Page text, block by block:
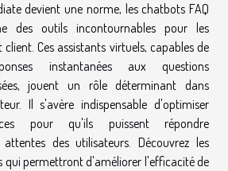
devient une norme, les chatbots FAQ
des outils incontournables pour les
Ces assistants virtuels, capables de
instantanées aux questions
jouent un rôle déterminant dans
Il s'avère indispensable d'optimiser
pour qu'ils puissent répondre
des utilisateurs. Découvrez les
qui permettront d'améliorer l'efficacité de